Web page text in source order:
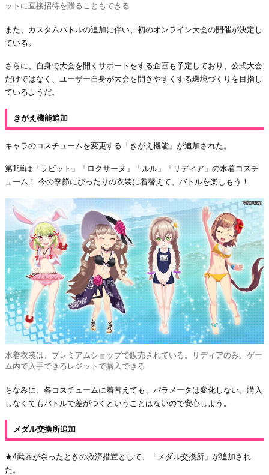
ットに直接招待を贈ることもできる
また、カスタムバトルの追加に伴い、初のオンライン大会の開催が決定し
ている。
さらに、自身で大会を開くサポートをする企画も予定しており、公式大会
だけではなく、ユーザー自身が大会を開きやすくする環境づくりを目指し
ているようだ。
きがえ機能追加
キャラのコスチュームを変更する「きがえ機能」が追加された。
第1弾は「ラビット」「ロクサーヌ」「ルル」「リディア」の水着コスチ
ューム！ 今の季節にぴったりの衣装に着替えて、バトルを楽しもう！
水着衣装は、プレミアムショップで販売されている。リディアのみ、ゲー
ム内で入手できるレジットで購入できる
ちなみに、各コスチュームに着替えても、パラメータは変化しない。購入
しなくてもバトルで差がつくということはないので安心しよう。
メダル交換所追加
★4武器が余ったときの救済措置として、「メダル交換所」が追加され
た。